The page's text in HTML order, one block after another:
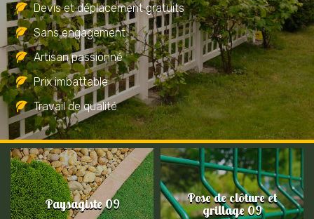
Devis et déplacement gratuits
Sans engagement
Artisan passionné
Prix imbattable
Travail de qualité
Paysagiste 09 Pose de clôture et
grillage 09